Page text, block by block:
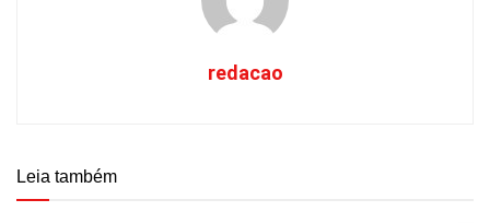
redacao
Leia também